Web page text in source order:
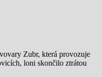
Zubr, která provozuje
loni skončilo ztrátou